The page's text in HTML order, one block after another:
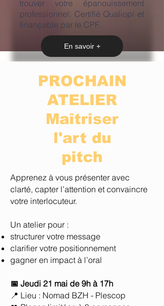
trouver votre épanouissement
professionnel. Certifié Qualiopi et
finançable par le CPF.
En savoir +
PROCHAIN
ATELIER
Maîtriser
l'art du
pitch
Apprenez à vous présenter avec
clarté, capter l’attention et convaincre
votre interlocuteur.
Un atelier pour :
structurer votre message
clarifier votre positionnement
gagner en impact à l’oral
📅 Jeudi 21 mai de 9h à 17h
📍 Lieu : Nomad BZH - Plescop